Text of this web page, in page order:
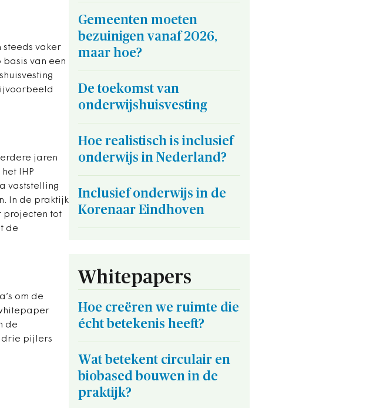
steeds vaker
van een
jaren
IHP
vaststelling
In de praktijk
projecten tot
de
om de
de
drie pijlers
Gemeenten moeten
bezuinigen vanaf 2026,
maar hoe?
De toekomst van
onderwijshuisvesting
Hoe realistisch is inclusief
onderwijs in Nederland?
Inclusief onderwijs in de
Korenaar Eindhoven
Whitepapers
Hoe creëren we ruimte die
écht betekenis heeft?
Wat betekent circulair en
biobased bouwen in de
praktijk?